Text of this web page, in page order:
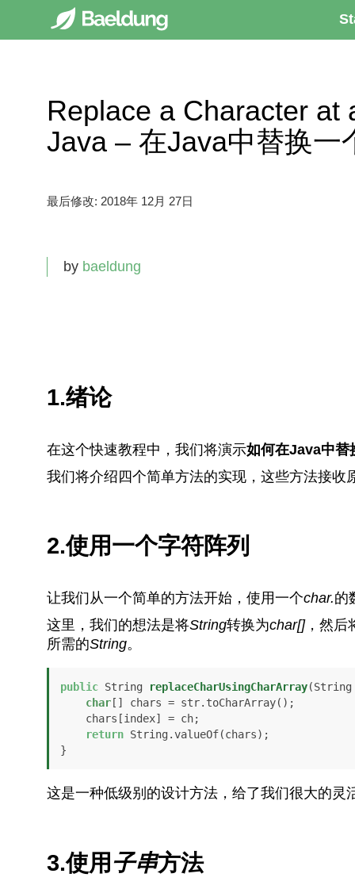
Replace a Character at
Java – 在Java中替换一
最后修改: 2018年 12月 27日
by baeldung
1.绪论
在这个快速教程中，我们将演示如何在Java中替
我们将介绍四个简单方法的实现，这些方法接收
2.使用一个字符阵列
让我们从一个简单的方法开始，使用一个char.的
这里，我们的想法是将String转换为char[]，然后
所需的String。
public String replaceCharUsingCharArray
char[] chars = str.toCharArray();
return String.valueOf(chars);
}
这是一种低级别的设计方法，给了我们很大的灵
3.使用 子串方法